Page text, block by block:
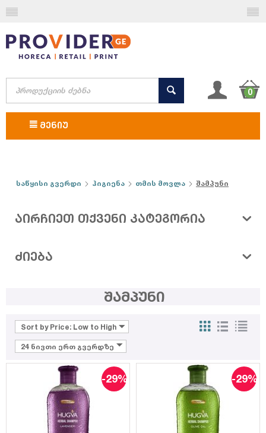
0
ᲛᲔᲜᲘᲣ
საწყისი გვერდი ჰიგიენა თმის მოვლა შამპუნი
ᲐᲘᲠᲩᲘᲔᲗ ᲗᲥᲕᲔᲜᲘ ᲙᲐᲢᲔᲒᲝᲠᲘᲐ
ᲫᲘᲔᲑᲐ
შამპუნი
Sort by Price: Low to High
24 ნივთი ერთ გვერდზე
-29% -29%